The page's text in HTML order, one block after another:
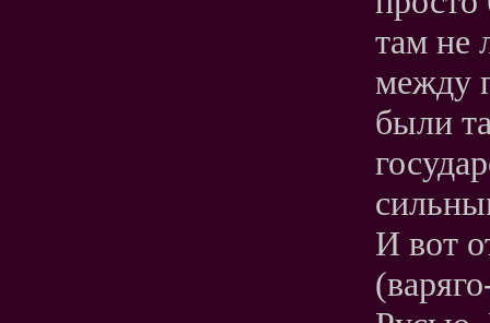
там не
между
были
И вот